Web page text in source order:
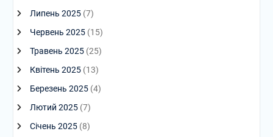
Липень 2025(7)
Червень 2025(15)
Травень 2025(25)
Квітень 2025(13)
Березень 2025(4)
Лютий 2025(7)
Січень 2025(8)